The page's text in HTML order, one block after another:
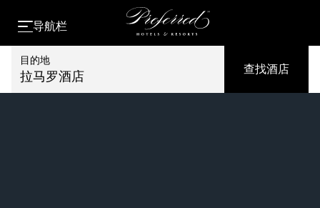
导航栏
目的地
拉马罗酒店
查找酒店